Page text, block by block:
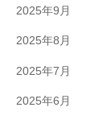
2025年9月
2025年8月
2025年7月
2025年6月